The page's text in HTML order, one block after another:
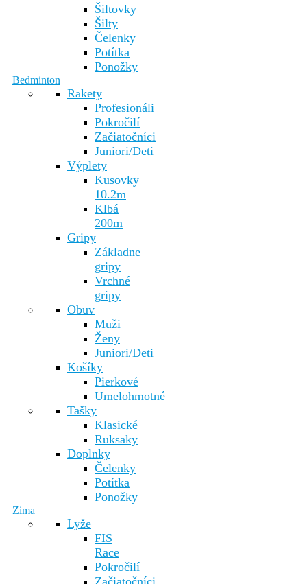
Šiltovky
Šilty
Čelenky
Potítka
Ponožky
Bedminton
Rakety
Profesionáli
Pokročilí
Začiatočníci
Juniori/Deti
Výplety
Kusovky
10.2m
Klbá
200m
Gripy
Základne
gripy
Vrchné
gripy
Obuv
Muži
Ženy
Juniori/Deti
Košíky
Pierkové
Umelohmotné
Tašky
Klasické
Ruksaky
Doplnky
Čelenky
Potítka
Ponožky
Zima
Lyže
FIS
Race
Pokročilí
Začiatočníci